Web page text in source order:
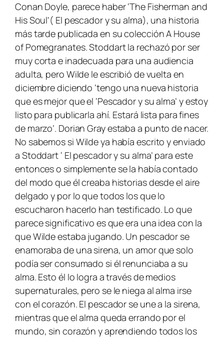
Conan Doyle, parece haber ‘The Fisherman and
His Soul'( El pescador y su alma), una historia
más tarde publicada en su colecciónA House
of Pomegranates. Stoddart la rechazó por ser
muy corta e inadecuada para una audiencia
adulta, pero Wilde le escribió de vuelta en
diciembre diciendo ‘tengo una nueva historia
que es mejor que el ‘Pescador y su alma’ y estoy
listo para publicarla ahí. Estará lista para fines
de marzo’. Dorian Grayestaba a punto de nacer.
No sabemos si Wilde ya había escrito y enviado
a Stoddart ‘ El pescador y su alma’ para este
entonces o simplemente se la había contado
del modo que él creaba historias desde el aire
delgado y por lo que todos los que lo
escucharon hacerlo han testificado. Lo que
parece significativo es que era una idea con la
que Wilde estaba jugando. Un pescador se
enamoraba de una sirena, un amor que solo
podía ser consumado si él renunciaba a su
alma. Esto él lo logra a través de medios
supernaturales, pero se le niega al alma irse
con el corazón. El pescador se une a la sirena,
mientras que el alma queda errando por el
mundo, sin corazón y aprendiendo todos los